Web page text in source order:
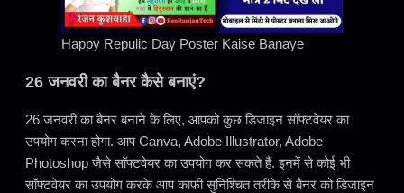
Happy Repulic Day Poster Kaise Banaye
26 जनवरी का बैनर कैसे बनाएं?
26 जनवरी का बैनर बनाने के लिए, आपको कुछ डिजाइन सॉफ्टवेयर का
उपयोग करना होगा. आप Canva, Adobe Illustrator, Adobe
Photoshop जैसे सॉफ्टवेयर का उपयोग कर सकते हैं. इनमें से कोई भी
सॉफ्टवेयर का उपयोग करके आप काफी सुनिश्चित तरीके से बैनर को डिजाइन